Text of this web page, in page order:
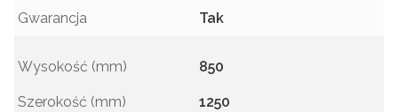
Gwarancja Tak
Wysokość (mm) 850
Szerokość (mm) 1250